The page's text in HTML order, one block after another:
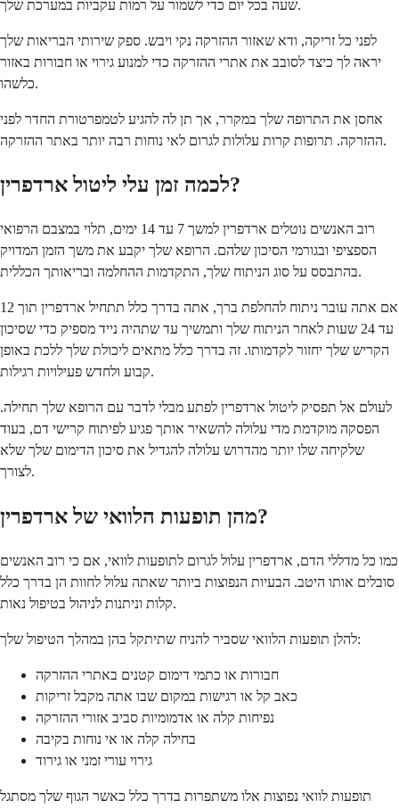
שעה בכל יום כדי לשמור על רמות עקביות במערכת שלך.
לפני כל זריקה, ודא שאזור ההזרקה נקי ויבש. ספק שירותי הבריאות שלך
יראה לך כיצד לסובב את אתרי ההזרקה כדי למנוע גירוי או חבורות באזור
כלשהו.
אחסן את התרופה שלך במקרר, אך תן לה להגיע לטמפרטורת החדר לפני
ההזרקה. תרופות קרות עלולות לגרום לאי נוחות רבה יותר באתר ההזרקה.
לכמה זמן עלי ליטול ארדפרין?
רוב האנשים נוטלים ארדפרין למשך 7 עד 14 ימים, תלוי במצבם הרפואי
הספציפי ובגורמי הסיכון שלהם. הרופא שלך יקבע את משך הזמן המדויק
בהתבסס על סוג הניתוח שלך, התקדמות ההחלמה ובריאותך הכללית.
אם אתה עובר ניתוח להחלפת ברך, אתה בדרך כלל תתחיל ארדפרין תוך 12
עד 24 שעות לאחר הניתוח שלך ותמשיך עד שתהיה נייד מספיק כדי שסיכון
הקריש שלך יחזור לקדמותו. זה בדרך כלל מתאים ליכולת שלך ללכת באופן
קבוע ולחדש פעילויות רגילות.
לעולם אל תפסיק ליטול ארדפרין לפתע מבלי לדבר עם הרופא שלך תחילה.
הפסקה מוקדמת מדי עלולה להשאיר אותך פגיע לפיתוח קרישי דם, בעוד
שלקיחה שלו יותר מהדרוש עלולה להגדיל את סיכון הדימום שלך שלא
לצורך.
מהן תופעות הלוואי של ארדפרין?
כמו כל מדללי הדם, ארדפרין עלול לגרום לתופעות לוואי, אם כי רוב האנשים
סובלים אותו היטב. הבעיות הנפוצות ביותר שאתה עלול לחוות הן בדרך כלל
קלות וניתנות לניהול בטיפול נאות.
להלן תופעות הלוואי שסביר להניח שתיתקל בהן במהלך הטיפול שלך:
חבורות או כתמי דימום קטנים באתרי ההזרקה
כאב קל או רגישות במקום שבו אתה מקבל זריקות
נפיחות קלה או אדמומיות סביב אזורי ההזרקה
בחילה קלה או אי נוחות בקיבה
גירוי עורי זמני או גירוד
תופעות לוואי נפוצות אלו משתפרות בדרך כלל כאשר הגוף שלך מסתגל